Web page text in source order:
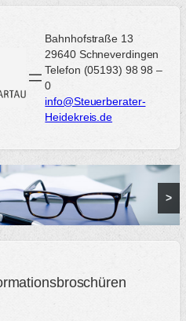
Bahnhofstraße 13
29640 Schneverdingen
Telefon (05193) 98 98 –
0
info@Steuerberater-
Heidekreis.de
>